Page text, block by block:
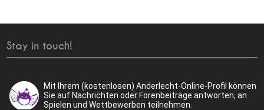
Stay in touch!
Mit Ihrem (kostenlosen) Anderlecht-Online-Profil können
Sie auf Nachrichten oder Forenbeiträge antworten, an
Spielen und Wettbewerben teilnehmen.